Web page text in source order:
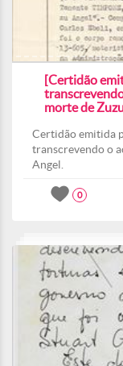
[Certidão
morte de
Certidão emitida
transcrevendo o
Angel.
0